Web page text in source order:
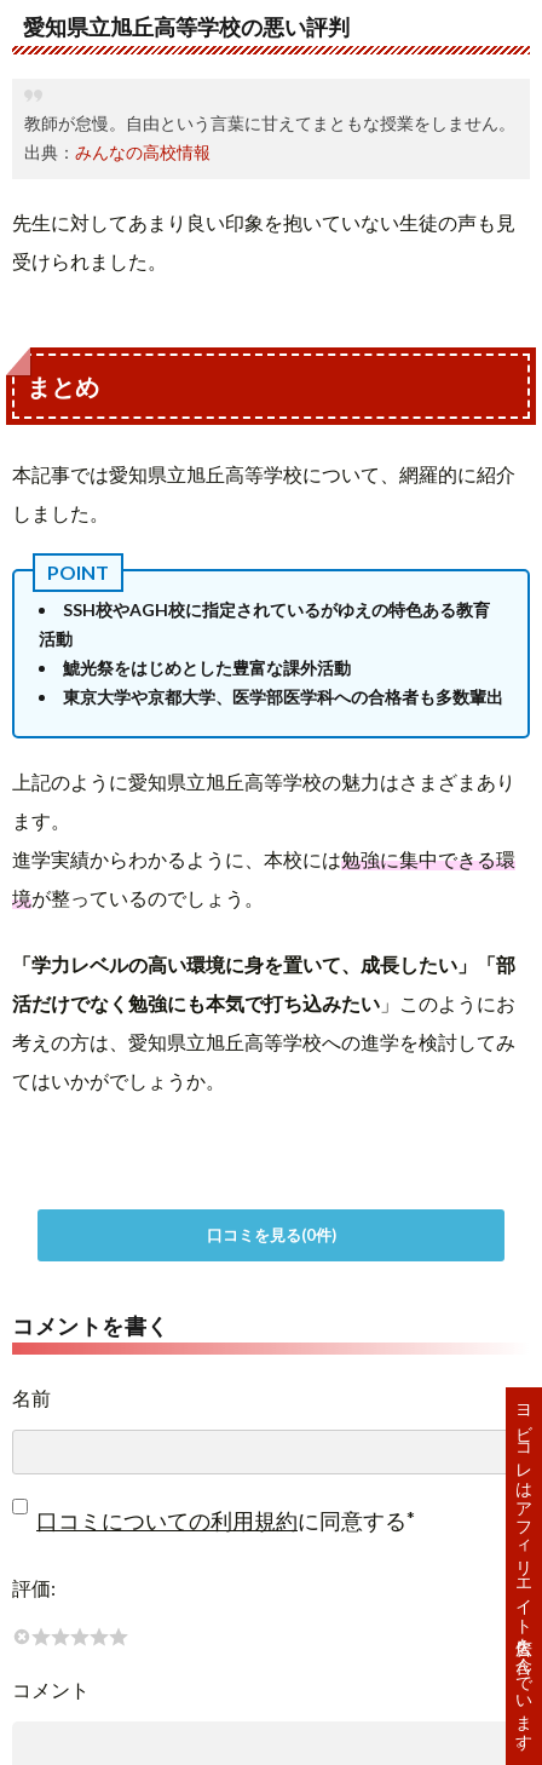
愛知県立旭丘高等学校の悪い評判
教師が怠慢。自由という言葉に甘えてまともな授業をしません。
出典： みんなの高校情報
先生に対してあまり良い印象を抱いていない生徒の声も見
受けられました。
まとめ
本記事では愛知県立旭丘高等学校について、網羅的に紹介
しました。
SSH校やAGH校に指定されているがゆえの特色ある教育
活動
鯱光祭をはじめとした豊富な課外活動
東京大学や京都大学、医学部医学科への合格者も多数輩出
上記のように愛知県立旭丘高等学校の魅力はさまざまあり
ます。
進学実績からわかるように、本校には勉強に集中できる環
境が整っているのでしょう。
「学力レベルの高い環境に身を置いて、成長したい」
「部
活だけでなく勉強にも本気で打ち込みたい 」このようにお
考えの方は、愛知県立旭丘高等学校への進学を検討してみ
てはいかがでしょうか。
口コミを見る(0件)
コメントを書く
名前
口コミについての利用規約に同意する*
評価:
コメント ヨビコレはアフィリエイト広告を含んでいます。